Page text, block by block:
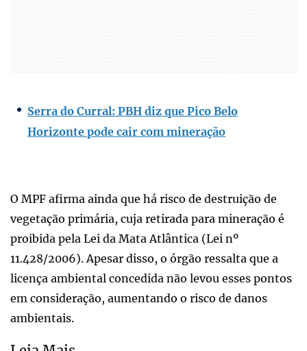
Serra do Curral: PBH diz que Pico Belo
Horizonte pode cair com mineração
O MPF afirma ainda que há risco de destruição de
vegetação primária, cuja retirada para mineração é
proibida pela Lei da Mata Atlântica (Lei nº
11.428/2006). Apesar disso, o órgão ressalta que a
licença ambiental concedida não levou esses pontos
em consideração, aumentando o risco de danos
ambientais.